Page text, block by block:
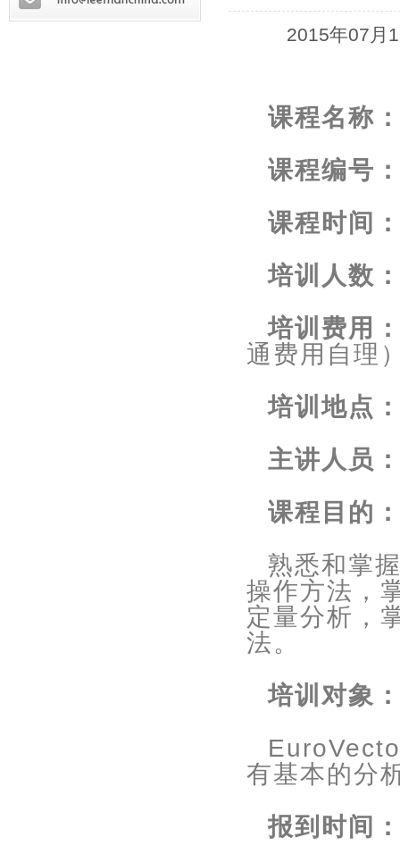
2015年07月
课程名称
课程编号
课程时间
培训人数
培训费用
通费用自理
培训地点
主讲人员
课程目的
熟悉和掌
操作方法，
定量分析，
法。
培训对象
有基本的分
报到时间